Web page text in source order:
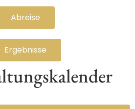
Abreise
Ergebnisse